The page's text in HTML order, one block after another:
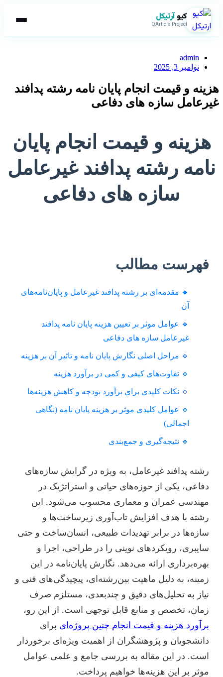
کیوآرتیکل
QArticle Project
admin
نوامبر 3, 2025
هزینه و قیمت انجام پایان نامه رشته پدافند
غیرعامل سازه های دفاعی
هزینه و قیمت انجام پایان
نامه رشته پدافند غیرعامل
سازه های دفاعی
فهرست مطالب
🔹 مقدمه‌ای بر رشته پدافند غیرعامل و پایان‌نامه‌های
آن
🔹 عوامل موثر بر تعیین هزینه پایان نامه پدافند
غیرعامل سازه های دفاعی
🔹 مراحل اصلی نگارش پایان نامه و تاثیر آن بر هزینه
🔹 تفاوت‌های کیفی و کمی در برآورد هزینه
🔹 نکات کلیدی برای برآورد بودجه و کاهش هزینه‌ها
🔹 عوامل کلیدی موثر بر هزینه پایان نامه (نگاهی
اجمالی)
🔹 نتیجه‌گیری و جمع‌بندی
رشته پدافند غیرعامل، به ویژه در گرایش سازه‌های
دفاعی، یکی از حوزه‌های حیاتی و استراتژیک در
مهندسی عمران و معماری محسوب می‌شود. این
رشته با هدف افزایش تاب‌آوری زیرساخت‌ها و
سازه‌ها در برابر تهدیدات طبیعی، انسان‌ساخت و حتی
سایبری، رویکردهای نوینی را در طراحی، اجرا و
بهره‌برداری ارائه می‌دهد. نگارش پایان‌نامه در این
زمینه، به دلیل ماهیت بین‌رشته‌ای، پیچیدگی‌های فنی و
نیاز به تحلیل‌های دقیق و چندبعدی، مستلزم صرف
زمان، تخصص و منابع قابل توجهی است. از این رو،
برآورد هزینه و قیمت انجام چنین پروژه‌ای برای
دانشجویان و پژوهشگران از اهمیت ویژه‌ای برخوردار
است. در این مقاله به بررسی جامع و علمی عوامل
موثر بر این هزینه‌ها خواهیم پرداخت.